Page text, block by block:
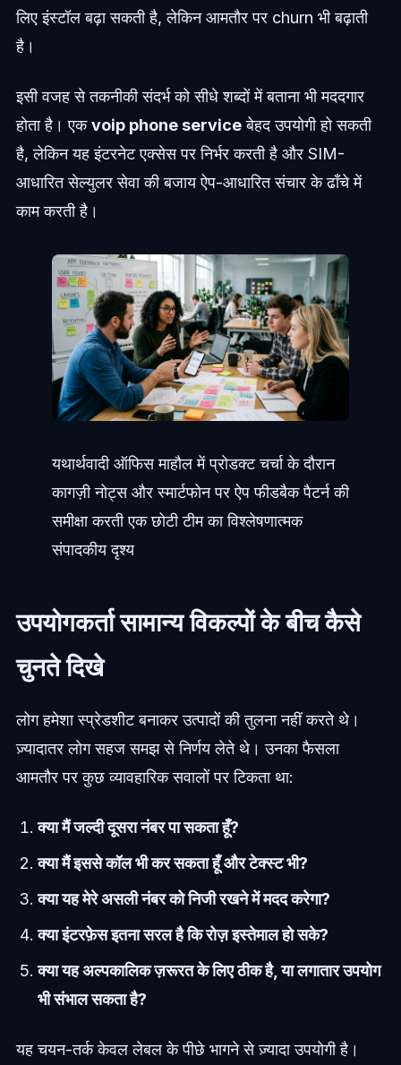
लिए इंस्टॉल बढ़ा सकती है, लेकिन आमतौर पर churn भी बढ़ाती
है।
इसी वजह से तकनीकी संदर्भ को सीधे शब्दों में बताना भी मददगार
होता है। एकvoip phone serviceबेहद उपयोगी हो सकती
है, लेकिन यह इंटरनेट एक्सेस पर निर्भर करती है और SIM-
आधारित सेल्युलर सेवा की बजाय ऐप-आधारित संचार के ढाँचे में
काम करती है।
यथार्थवादी ऑफिस माहौल में प्रोडक्ट चर्चा के दौरान
कागज़ी नोट्स और स्मार्टफोन पर ऐप फीडबैक पैटर्न की
समीक्षा करती एक छोटी टीम का विश्लेषणात्मक
संपादकीय दृश्य
उपयोगकर्ता सामान्य विकल्पों के बीच कैसे
चुनते दिखे
लोग हमेशा स्प्रेडशीट बनाकर उत्पादों की तुलना नहीं करते थे।
ज़्यादातर लोग सहज समझ से निर्णय लेते थे। उनका फैसला
आमतौर पर कुछ व्यावहारिक सवालों पर टिकता था:
क्या मैं जल्दी दूसरा नंबर पा सकता हूँ?
क्या मैं इससे कॉल भी कर सकता हूँ और टेक्स्ट भी?
क्या यह मेरे असली नंबर को निजी रखने में मदद करेगा?
क्या इंटरफ़ेस इतना सरल है कि रोज़ इस्तेमाल हो सके?
क्या यह अल्पकालिक ज़रूरत के लिए ठीक है, या लगातार उपयोग
भी संभाल सकता है?
यह चयन-तर्क केवल लेबल के पीछे भागने से ज़्यादा उपयोगी है।